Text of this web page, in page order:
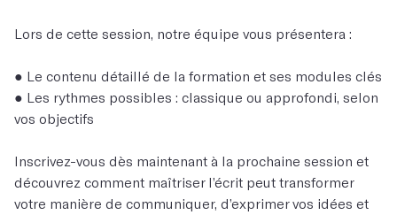
Lors de cette session, notre équipe vous présentera :
● Le contenu détaillé de la formation et ses modules clés
● Les rythmes possibles : classique ou approfondi, selon
vos objectifs
Inscrivez-vous dès maintenant à la prochaine session et
découvrez comment maîtriser l’écrit peut transformer
votre manière de communiquer, d’exprimer vos idées et